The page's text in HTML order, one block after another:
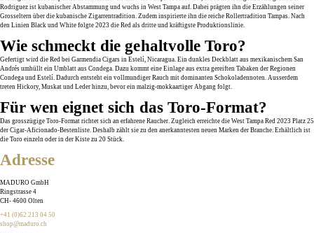
Rodriguez ist kubanischer Abstammung und wuchs in West Tampa auf. Dabei prägten ihn die Erzählungen seiner
Grosseltern über die kubanische Zigarrentradition. Zudem inspirierte ihn die reiche Rollertradition Tampas. Nach
den Linien Black und White folgte 2023 die Red als dritte und kräftigste Produktionslinie.
Wie schmeckt die gehaltvolle Toro?
Gefertigt wird die Red bei Garmendia Cigars in Estelí, Nicaragua. Ein dunkles Deckblatt aus mexikanischem San
Andrés umhüllt ein Umblatt aus Condega. Dazu kommt eine Einlage aus extra gereiften Tabaken der Regionen
Condega und Estelí. Dadurch entsteht ein vollmundiger Rauch mit dominanten Schokoladennoten. Ausserdem
treten Hickory, Muskat und Leder hinzu, bevor ein malzig-mokkaartiger Abgang folgt.
Für wen eignet sich das Toro-Format?
Das grosszügige Toro-Format richtet sich an erfahrene Raucher. Zugleich erreichte die West Tampa Red 2023 Platz 25
der Cigar-Aficionado-Bestenliste. Deshalb zählt sie zu den anerkanntesten neuen Marken der Branche. Erhältlich ist
die Toro einzeln oder in der Kiste zu 20 Stück.
Adresse
MADURO GmbH
Ringstrasse 4
CH- 4600 Olten
+41 (0)62 213 04 50
shop@maduro.ch